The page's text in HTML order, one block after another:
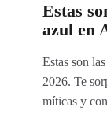
Estas
azul en
Estas son
2026. Te
míticas y